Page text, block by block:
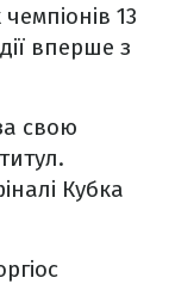
13
вперше з
свою
Кубка